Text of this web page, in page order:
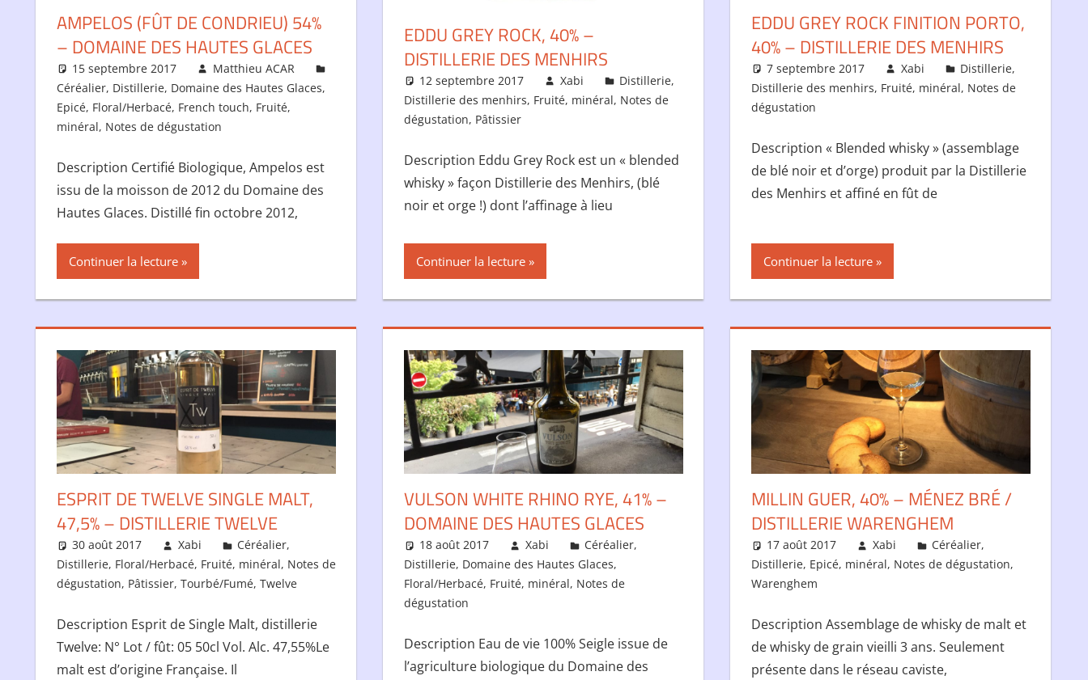
AMPELOS (FÛT DE CONDRIEU) 54%
– DOMAINE DES HAUTES GLACES
15 septembre 2017
Matthieu ACAR
Céréalier, Distillerie, Domaine des Hautes Glaces,
Epicé, Floral/Herbacé, French touch, Fruité,
minéral, Notes de dégustation
Description Certifié Biologique, Ampelos est
issu de la moisson de 2012 du Domaine des
Hautes Glaces. Distillé fin octobre 2012,
Continuer la lecture
EDDU GREY ROCK, 40% –
DISTILLERIE DES MENHIRS
12 septembre 2017 Xabi Distillerie,
Distillerie des menhirs, Fruité, minéral, Notes de
dégustation, Pâtissier
Description Eddu Grey Rock est un « blended
whisky » façon Distillerie des Menhirs, (blé
noir et orge !) dont l’affinage à lieu
Continuer la lecture
EDDU GREY ROCK FINITION PORTO,
40% – DISTILLERIE DES MENHIRS
7 septembre 2017 Xabi Distillerie,
Distillerie des menhirs, Fruité, minéral, Notes de
dégustation
Description « Blended whisky » (assemblage
de blé noir et d’orge) produit par la Distillerie
des Menhirs et affiné en fût de
Continuer la lecture
ESPRIT DE TWELVE SINGLE MALT,
47,5% – DISTILLERIE TWELVE
30 août 2017 Xabi Céréalier,
Distillerie, Floral/Herbacé, Fruité, minéral, Notes de
dégustation, Pâtissier, Tourbé/Fumé, Twelve
Description Esprit de Single Malt, distillerie
Twelve: N° Lot / fût: 05 50cl Vol. Alc. 47,55%Le
malt est d’origine Française. Il
VULSON WHITE RHINO RYE, 41% –
DOMAINE DES HAUTES GLACES
18 août 2017 Xabi Céréalier,
Distillerie, Domaine des Hautes Glaces,
Floral/Herbacé, Fruité, minéral, Notes de
dégustation
Description Eau de vie 100% Seigle issue de
l’agriculture biologique du Domaine des
MILLIN GUER, 40% – MÉNEZ BRÉ /
DISTILLERIE WARENGHEM
17 août 2017 Xabi Céréalier,
Distillerie, Epicé, minéral, Notes de dégustation,
Warenghem
Description Assemblage de whisky de malt et
de whisky de grain vieilli 3 ans. Seulement
présente dans le réseau caviste,